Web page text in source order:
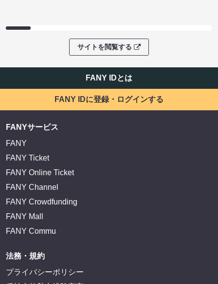
サイトを閲覧する
FANY IDとは
FANY IDに登録・ログインする
FANYサービス
FANY
FANY Ticket
FANY Online Ticket
FANY Channel
FANY Crowdfunding
FANY Mall
FANY Commu
法務・規約
プライバシーポリシー